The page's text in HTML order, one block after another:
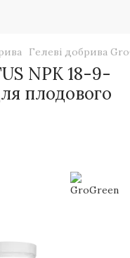
Гелеві добрива
NPK 18-9-
плодового